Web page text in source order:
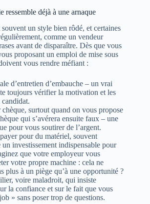
déjà à une arnaque
un style bien rôdé, et certaines
comme un vendeur
avant de disparaître. Dès que vous
proposant un emploi de mise sous
vous rendre méfiant :
d’entretien d’embauche – un vrai
toujours vérifier la motivation et les
candidat.
surtout quand on vous propose
qui s’avérera ensuite faux – une
pour vous soutirer de l’argent.
pour du matériel, souvent
un investissement indispensable pour
que votre employeur vous
votre propre machine : cela ne
plus à un piège qu’à une opportunité ?
voire maladroit, qui insiste
la confiance et sur le fait que vous
» sans poser trop de questions.